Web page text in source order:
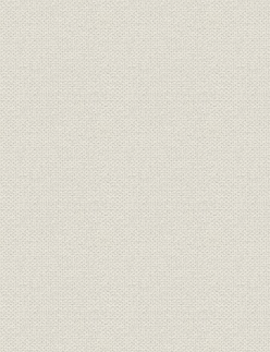
働組合の変遷
1915(大正
10月5日
宅保有状況
保有状況
化施設保有状況
育施設保有状況
康保険組合直営保養所